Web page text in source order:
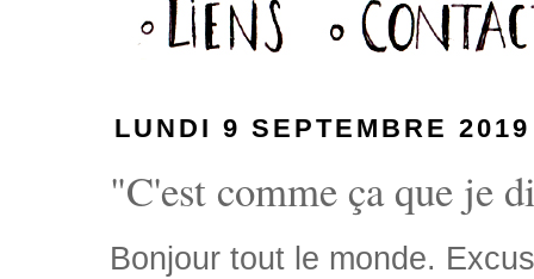
LUNDI 9 SEPTEMBRE 2019
"C'est comme ça que je
Bonjour tout le monde.